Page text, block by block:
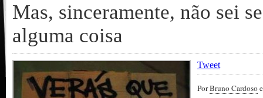
Mas, sinceramente, não sei
alguma coisa
Tweet
PorBruno Cardoso